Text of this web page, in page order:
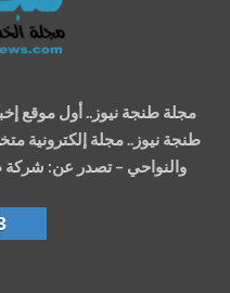
مجلة طنجة نيوز.. أول موقع
طنجة نيوز.. مجلة إلكترونية
والنواحي – تصدر عن: شركة